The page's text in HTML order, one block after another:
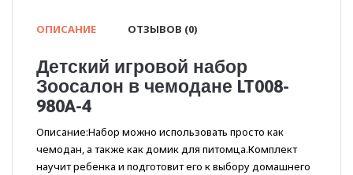
ОПИСАНИЕ ОТЗЫВОВ (0)
Детский игровой набор
Зоосалон в чемодане LT008-
980A-4
Описание:Набор можно использовать просто как
чемодан, а также как домик для питомца.Комплект
научит ребенка и подготовит его к выбору домашнего